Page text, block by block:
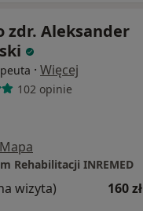
zdr. Aleksander
· Więcej
102 opinie
Mapa
Rehabilitacji INREMED
wizyta) 160 zł